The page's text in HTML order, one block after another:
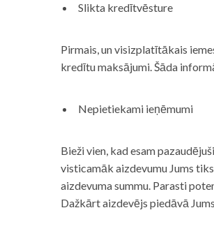
Slikta kredītvēsture
Pirmais, un visizplatītākais
kredītu maksājumi. Šāda
Nepietiekami ieņēmumi
Bieži vien, kad esam
visticamāk aizdevumu Jums
aizdevuma summu. Parasti
Dažkārt aizdevējs piedāvā